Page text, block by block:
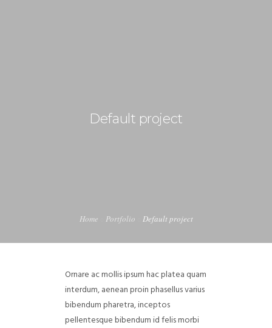
Default project
Home Portfolio Default project
Ornare ac mollis ipsum hac platea quam
interdum, aenean proin phasellus varius
bibendum pharetra, inceptos
pellentesque bibendum id felis morbi